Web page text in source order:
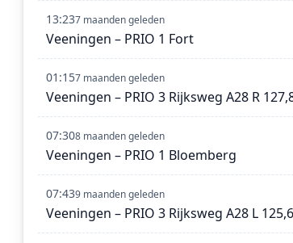
13:237 maanden geleden
Veeningen – PRIO 1 Fort
01:157 maanden geleden
Veeningen – PRIO 3 Rijksweg A28 R
07:308 maanden geleden
Veeningen – PRIO 1 Bloemberg
07:439 maanden geleden
Veeningen – PRIO 3 Rijksweg A28 L 125,6